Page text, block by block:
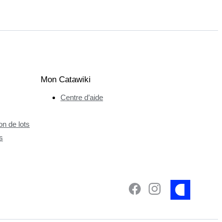
de lots
Mon Catawiki
Centre d’aide